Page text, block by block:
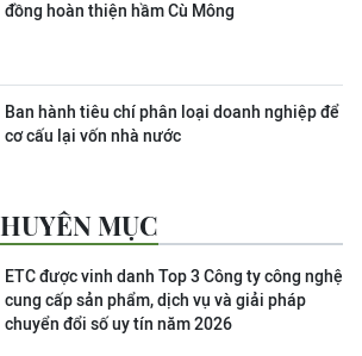
đồng hoàn thiện hầm Cù Mông
Ban hành tiêu chí phân loại doanh nghiệp để
cơ cấu lại vốn nhà nước
MỤC
ETC được vinh danh Top 3 Công ty công nghệ
cung cấp sản phẩm, dịch vụ và giải pháp
chuyển đổi số uy tín năm 2026